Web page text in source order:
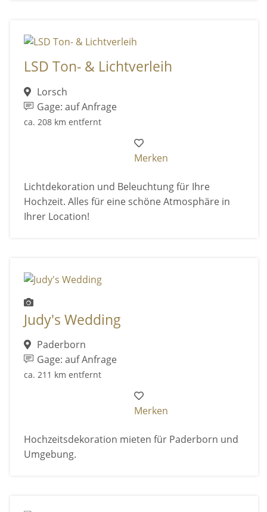
LSD Ton- & Lichtverleih
Lorsch
Gage: auf Anfrage
ca. 208 km entfernt
Merken
Lichtdekoration und Beleuchtung für Ihre
Hochzeit. Alles für eine schöne Atmosphäre in
Ihrer Location!
Judy's Wedding
Paderborn
Gage: auf Anfrage
ca. 211 km entfernt
Merken
Hochzeitsdekoration mieten für Paderborn und
Umgebung.